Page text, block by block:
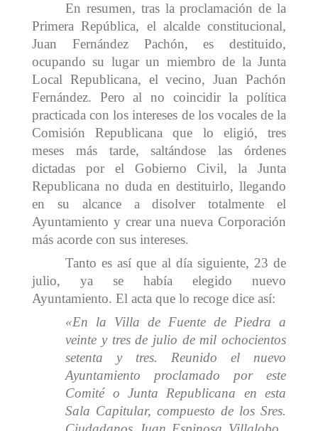
En resumen, tras la proclamación de la
Primera República, el alcalde constitucional,
Juan Fernández Pachón, es destituido,
ocupando su lugar un miembro de la Junta
Local Republicana, el vecino, Juan Pachón
Fernández. Pero al no coincidir la política
practicada con los intereses de los vocales de la
Comisión Republicana que lo eligió, tres
meses más tarde, saltándose las órdenes
dictadas por el Gobierno Civil, la Junta
Republicana no duda en destituirlo, llegando
en su alcance a disolver totalmente el
Ayuntamiento y crear una nueva Corporación
más acorde con sus intereses.
Tanto es así que al día siguiente, 23 de
julio, ya se había elegido nuevo
Ayuntamiento. El acta que lo recoge dice así:
«En la Villa de Fuente de Piedra a
veinte y tres de julio de mil ochocientos
setenta y tres. Reunido el nuevo
Ayuntamiento proclamado por este
Comité o Junta Republicana en esta
Sala Capitular, compuesto de los Sres.